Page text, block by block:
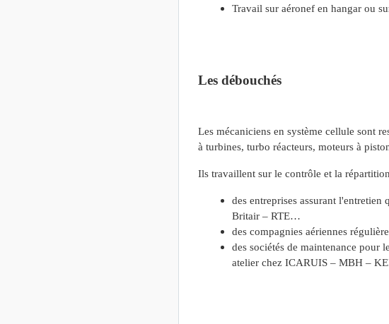
Travail sur aéronef en hangar ou
Les débouchés
Les mécaniciens en système cellule sont
à turbines, turbo réacteurs, moteurs à
Ils travaillent sur le contrôle et la
des entreprises assurant
Britair – RTE…
des compagnies aériennes
des sociétés de maintenance pour
atelier chez ICARUIS – MBH –